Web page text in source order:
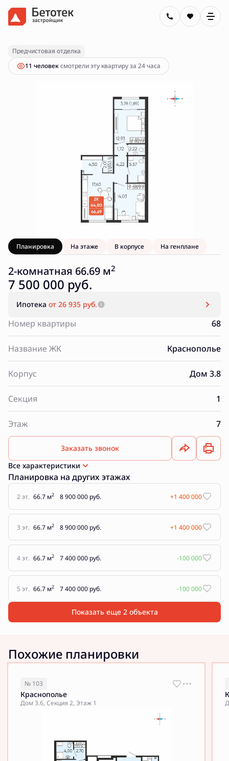
2-комнатная66.69 м 7 500 000 руб.
Ипотекаот 26 935 руб.
Предчистовая отделка
11 человексмотрели эту квартиру за 24 часа
Планировка На этаже В корпусе На генплане
2-комнатная 66.69 м2
7 500 000 руб.
Ипотека от 26 935 руб.
Номер квартиры 68
Название ЖК Краснополье
Корпус Дом 3.8
Секция 1
Этаж 7
Заказать звонок
Все характеристики
Планировка на других этажах
2 эт. 66.7 м2 8 900 000 руб. +1 400 000
3 эт. 66.7 м2 8 900 000 руб. +1 400 000
4 эт. 66.7 м2 7 400 000 руб. -100 000
5 эт. 66.7 м2 7 400 000 руб. -100 000
Показать еще 2 объектa
Похожие планировки
№ 103
Краснополье
Дом 3.6, Секция 2, Этаж 1